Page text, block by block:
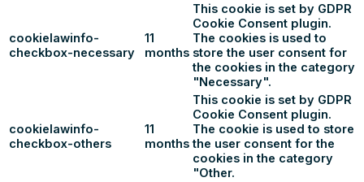
cookielawinfo-
checkbox-necessary
11
months
This cookie is set by GDPR
Cookie Consent plugin.
The cookies is used to
store the user consent for
the cookies in the category
"Necessary".
cookielawinfo-
checkbox-others
11
months
This cookie is set by GDPR
Cookie Consent plugin.
The cookie is used to store
the user consent for the
cookies in the category
"Other.